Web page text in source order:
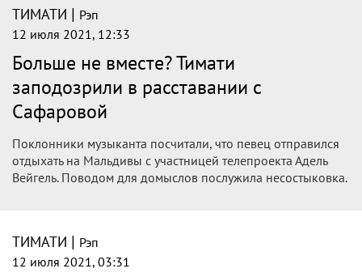
ТИМАТИ | Рэп
12 июля 2021, 12:33
Больше не вместе? Тимати
заподозрили в расставании с
Сафаровой
Поклонники музыканта посчитали, что певец отправился
отдыхать на Мальдивы с участницей телепроекта Адель
Вейгель. Поводом для домыслов послужила несостыковка.
ТИМАТИ | Рэп
12 июля 2021, 03:31